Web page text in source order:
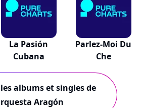
La Pasión
Cubana
Parlez-Moi Du
Che
albums et singles de
Aragón